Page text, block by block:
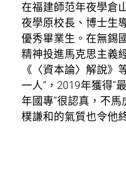
在福建師范年夜學倉
夜學原校長、博士生
優秀畢業生。在無錫
精神投進馬克思主義
《〈資本論〉解說》
一人”，2019年獲得“
年國專“很認真，不馬
樸謙和的氣質也令他